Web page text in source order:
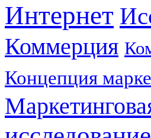
Интернет
Коммерция
Концепция